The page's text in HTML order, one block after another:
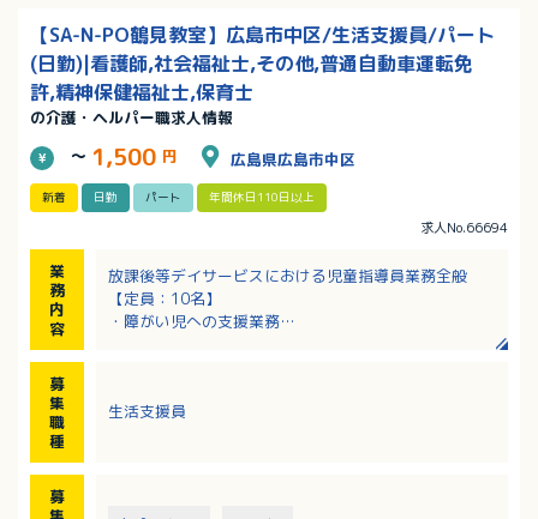
【SA-N-PO鶴見教室】広島市中区/生活支援員/パート
(日勤)|看護師,社会福祉士,その他,普通自動車運転免
許,精神保健福祉士,保育士
の介護・ヘルパー職求人情報
～ 1,500 円 広島県広島市中区
新着 日勤 パート 年間休日110日以上
求人No.66694
業
務
内
容
放課後等デイサービスにおける児童指導員業務全般
【定員：10名】
・障がい児への支援業務
・送迎業務 など
募
集
職
種
生活支援員
募